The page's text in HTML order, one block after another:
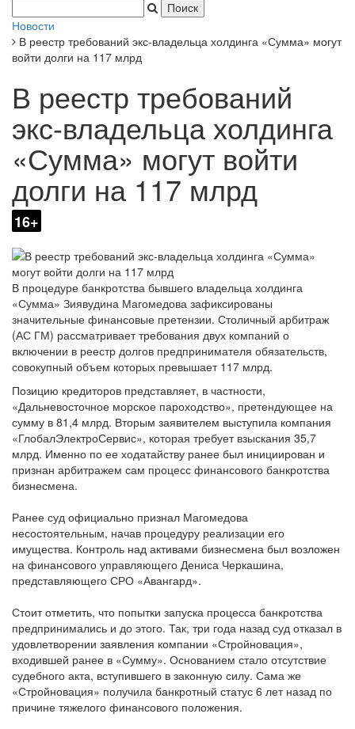
Новости
В реестр требований экс-владельца холдинга «Сумма» могут
войти долги на 117 млрд
В реестр требований
экс-владельца холдинга
«Сумма» могут войти
долги на 117 млрд
16+
В процедуре банкротства бывшего владельца холдинга
«Сумма» Зиявудина Магомедова зафиксированы
значительные финансовые претензии. Столичный арбитраж
(АС ГМ) рассматривает требования двух компаний о
включении в реестр долгов предпринимателя обязательств,
совокупный объем которых превышает 117 млрд.
Позицию кредиторов представляет, в частности,
«Дальневосточное морское пароходство», претендующее на
сумму в 81,4 млрд. Вторым заявителем выступила компания
«ГлобалЭлектроСервис», которая требует взыскания 35,7
млрд. Именно по ее ходатайству ранее был инициирован и
признан арбитражем сам процесс финансового банкротства
бизнесмена.
Ранее суд официально признал Магомедова
несостоятельным, начав процедуру реализации его
имущества. Контроль над активами бизнесмена был возложен
на финансового управляющего Дениса Черкашина,
представляющего СРО «Авангард».
Стоит отметить, что попытки запуска процесса банкротства
предпринимались и до этого. Так, три года назад суд отказал в
удовлетворении заявления компании «Стройновация»,
входившей ранее в «Сумму». Основанием стало отсутствие
судебного акта, вступившего в законную силу. Сама же
«Стройновация» получила банкротный статус 6 лет назад по
причине тяжелого финансового положения.